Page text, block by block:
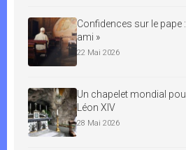
Confidences sur le pape
ami »
22 Mai 2026
Un chapelet mondial
Léon XIV
28 Mai 2026